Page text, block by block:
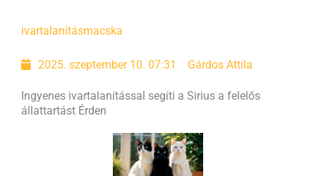
ivartalanításmacska
2025. szeptember 10. 07:31 Gárdos Attila
Ingyenes ivartalanítással segíti a Sirius a felelős
állattartást Érden